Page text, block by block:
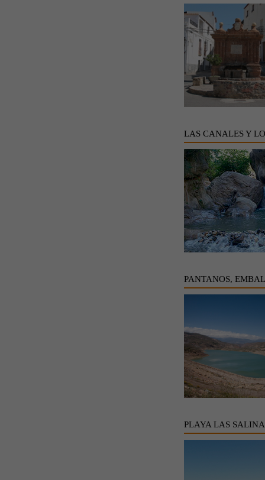
LAS CANALES Y
PANTANOS,
PLAYA LAS